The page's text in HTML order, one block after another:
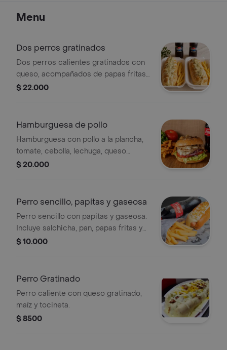
Menu
Dos perros gratinados
Dos perros calientes gratinados con
queso, acompañados de papas fritas,
salsa de la casa y gaseosa
$ 22.000
Hamburguesa de pollo
Hamburguesa con pollo a la plancha,
tomate, cebolla, lechuga, queso
mozarela y salsa de la casa,
$ 20.000
Perro sencillo, papitas y gaseosa
Perro sencillo con papitas y gaseosa.
Incluye salchicha, pan, papas fritas y
bebida.
$ 10.000
Perro Gratinado
Perro caliente con queso gratinado,
maíz y tocineta.
$ 8500